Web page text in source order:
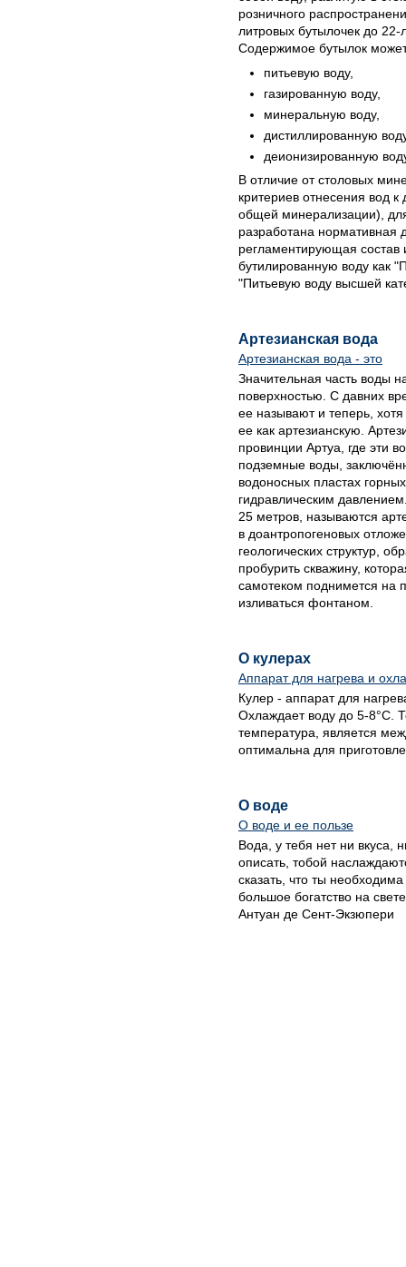
розничного
литровых бутылочек до
Содержимое бутылок
питьевую воду,
газированную воду,
минеральную воду,
дистиллированную
деионизированную
В отличие от столовых
критериев отнесения вод
общей минерализации),
разработана нормативная
регламентирующая
бутилированную воду как
"Питьевую воду высшей
Артезианская вода
Артезианская вода - это
Значительная часть воды
поверхностью. С давних
ее называют и теперь,
ее как артезианскую.
провинции Артуа, где эти
подземные воды,
водоносных пластах
гидравлическим
25 метров, называются
в доантропогеновых
геологических структур,
пробурить скважину,
самотеком поднимется на
изливаться фонтаном.
О кулерах
Аппарат для нагрева и
Кулер - аппарат для
Охлаждает воду до 5-8°С.
температура, является
оптимальна для
О воде
О воде и ее пользе
Вода, у тебя нет ни вкуса,
описать, тобой
сказать, что ты
большое богатство на
Антуан де Сент-Экзюпери